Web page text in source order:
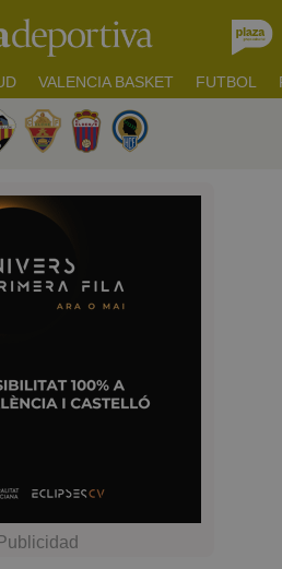
VALENCIA BASKET FUTBOL